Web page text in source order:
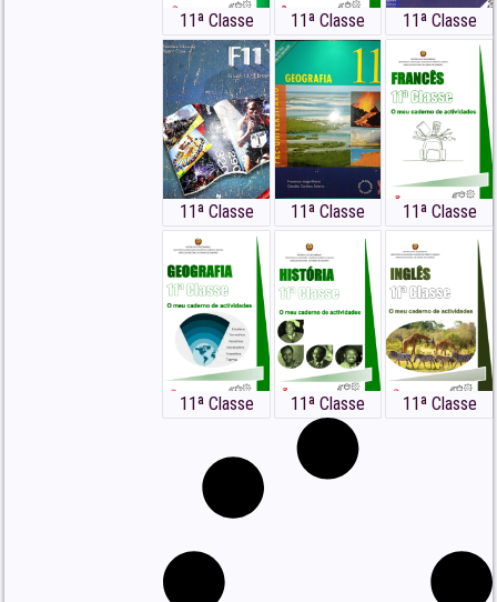
11ª Classe 11ª Classe 11ª Classe
11ª Classe 11ª Classe 11ª Classe
11ª Classe 11ª Classe 11ª Classe